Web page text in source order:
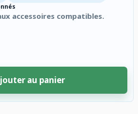
accessoires compatibles.
au panier